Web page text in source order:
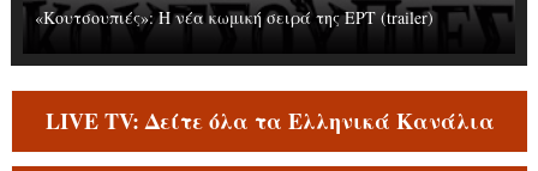
«Κουτσουπιές»: Η νέα κωμική σειρά της ΕΡΤ (trailer)
LIVE TV: Δείτε όλα τα Ελληνικά Κανάλια